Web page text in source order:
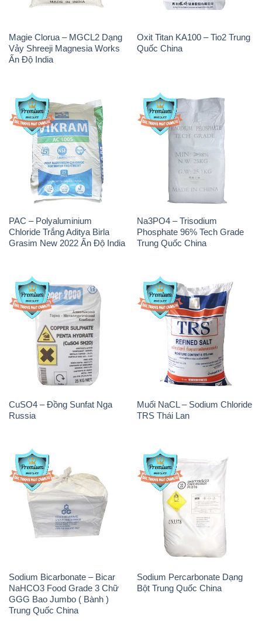
Magie Clorua – MGCL2 Dạng
Vảy Shreeji Magnesia Works
Ấn Độ India
Oxit Titan KA100 – Tio2 Trung
Quốc China
PAC – Polyaluminium
Chloride Trắng Aditya Birla
Grasim New 2022 Ấn Độ India
Na3PO4 – Trisodium
Phosphate 96% Tech Grade
Trung Quốc China
CuSO4 – Đồng Sunfat Nga
Russia
Muối NaCL – Sodium Chloride
TRS Thái Lan
Sodium Bicarbonate – Bicar
NaHCO3 Food Grade 3 Chữ
GGG Bao Jumbo ( Bành )
Trung Quốc China
Sodium Percarbonate Dạng
Bột Trung Quốc China